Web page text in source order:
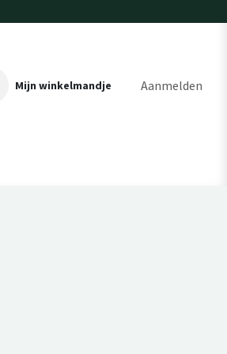
Mijn winkelmandje Aanmelden